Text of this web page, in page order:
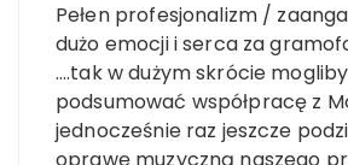
Pełen profesjonalizm /
dużo emocji i serca za
….tak w dużym skrócie
podsumować współpracę z
jednocześnie raz jeszcze